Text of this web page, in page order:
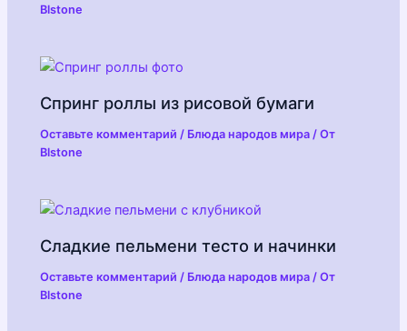
Blstone
Спринг роллы из рисовой бумаги
Оставьте комментарий / Блюда народов мира / От
Blstone
Сладкие пельмени тесто и начинки
Оставьте комментарий / Блюда народов мира / От
Blstone